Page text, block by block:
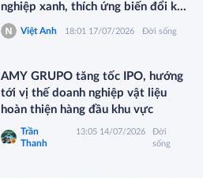
nghiệp xanh, thích ứng biến đổi khí
hậu
Việt Anh 18:01 17/07/2026 Đời sống
AMY GRUPO tăng tốc IPO, hướng
tới vị thế doanh nghiệp vật liệu
hoàn thiện hàng đầu khu vực
Trần
Thanh
13:05 14/07/2026
Đời
sống